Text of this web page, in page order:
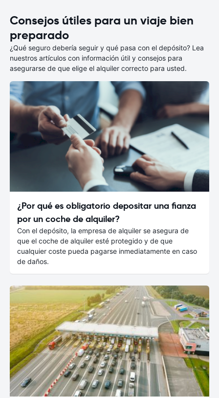
Consejos útiles para un viaje bien
preparado
¿Qué seguro debería seguir y qué pasa con el depósito? Lea
nuestros artículos con información útil y consejos para
asegurarse de que elige el alquiler correcto para usted.
¿Por qué es obligatorio depositar una fianza
por un coche de alquiler?
Con el depósito, la empresa de alquiler se asegura de
que el coche de alquiler esté protegido y de que
cualquier coste pueda pagarse inmediatamente en caso
de daños.